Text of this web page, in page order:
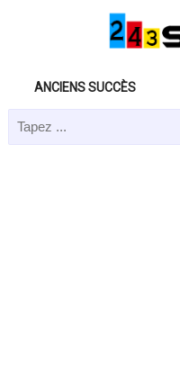
ANCIENS SUCCÈS